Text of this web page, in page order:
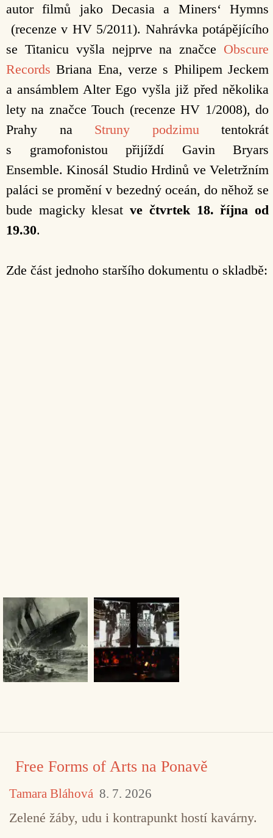
autor filmů jako Decasia a Miners‘ Hymns
(recenze v HV 5/2011). Nahrávka potápějícího
se Titanicu vyšla nejprve na značce Obscure
Records Briana Ena, verze s Philipem Jeckem
a ansámblem Alter Ego vyšla již před několika
lety na značce Touch (recenze HV 1/2008), do
Prahy na Struny podzimu tentokrát
s gramofonistou přijíždí Gavin Bryars
Ensemble. Kinosál Studio Hrdinů ve Veletržním
paláci se promění v bezedný oceán, do něhož se
bude magicky klesatve čtvrtek 18. října od
19.30.
Zde část jednoho staršího dokumentu o skladbě:
Free Forms of Arts na Ponavě
Tamara Bláhová 8. 7. 2026
Zelené žáby, udu i kontrapunkt hostí kavárny.